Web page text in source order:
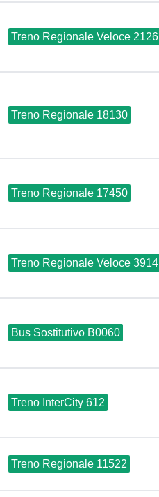
Treno Regionale Veloce 2126
Treno Regionale 18130
Treno Regionale 17450
Treno Regionale Veloce 3914
Bus Sostitutivo B0060
Treno InterCity 612
Treno Regionale 11522